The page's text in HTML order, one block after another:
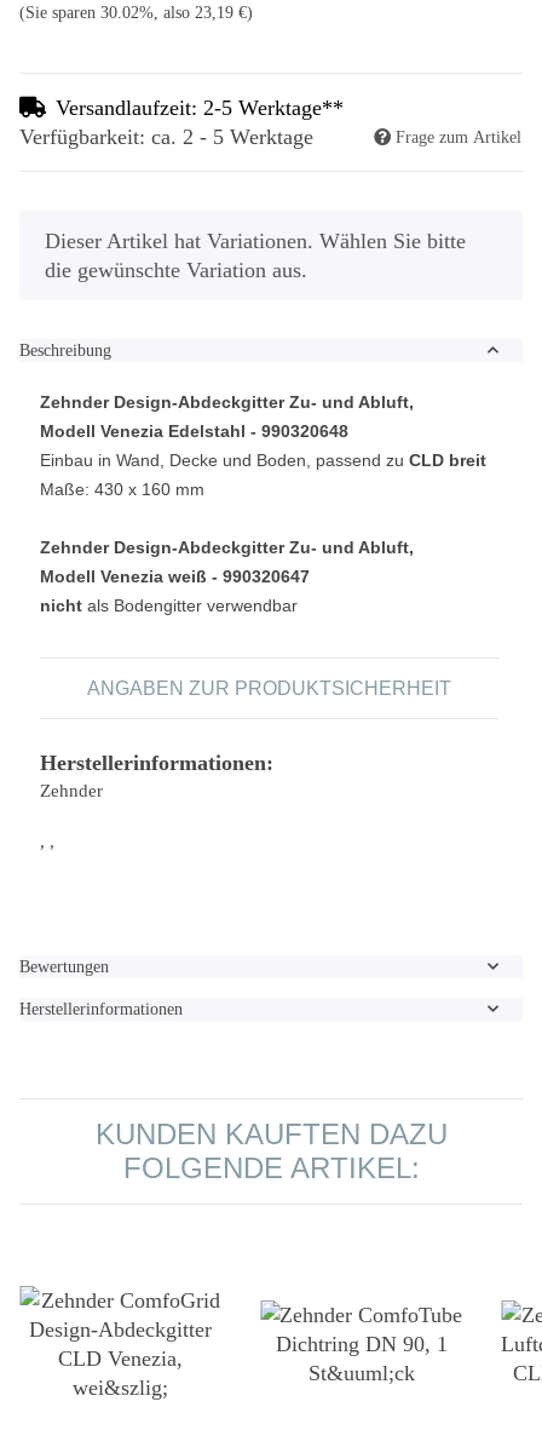
(Sie sparen 30.02% , also 23,19 €)
Versandlaufzeit: 2-5 Werktage**
Verfügbarkeit: ca. 2 - 5 Werktage
Frage zum Artikel
x
Dieser Artikel hat Variationen. Wählen Sie bitte
die gewünschte Variation aus.
Beschreibung
Zehnder Design-Abdeckgitter Zu- und Abluft,
Modell Venezia Edelstahl - 990320648
Einbau in Wand, Decke und Boden, passend zu CLD breit
Maße: 430 x 160 mm
Zehnder Design-Abdeckgitter Zu- und Abluft,
Modell Venezia weiß - 990320647
nicht als Bodengitter verwendbar
ANGABEN ZUR PRODUKTSICHERHEIT
Herstellerinformationen:
Zehnder
, ,
Bewertungen
Herstellerinformationen
KUNDEN KAUFTEN DAZU
FOLGENDE ARTIKEL: